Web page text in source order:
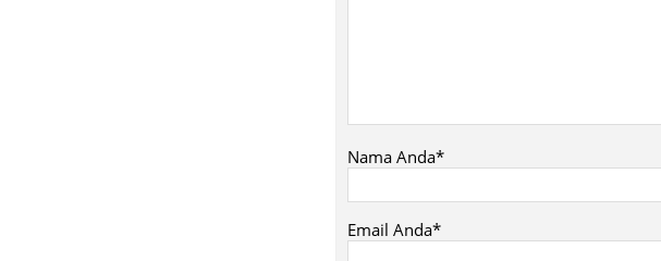
Nama Anda*
Email Anda*